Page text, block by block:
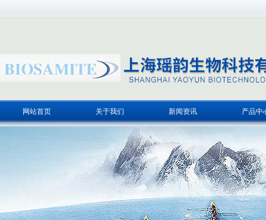
网站首页 关于我们 新闻资讯 产品中